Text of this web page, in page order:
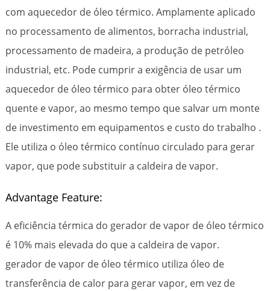
com aquecedor de óleo térmico. Amplamente aplicado
no processamento de alimentos, borracha industrial,
processamento de madeira, a produção de petróleo
industrial, etc. Pode cumprir a exigência de usar um
aquecedor de óleo térmico para obter óleo térmico
quente e vapor, ao mesmo tempo que salvar um monte
de investimento em equipamentos e custo do trabalho .
Ele utiliza o óleo térmico contínuo circulado para gerar
vapor, que pode substituir a caldeira de vapor.
Advantage Feature:
A eficiência térmica do gerador de vapor de óleo térmico
é 10% mais elevada do que a caldeira de vapor.
gerador de vapor de óleo térmico utiliza óleo de
transferência de calor para gerar vapor, em vez de